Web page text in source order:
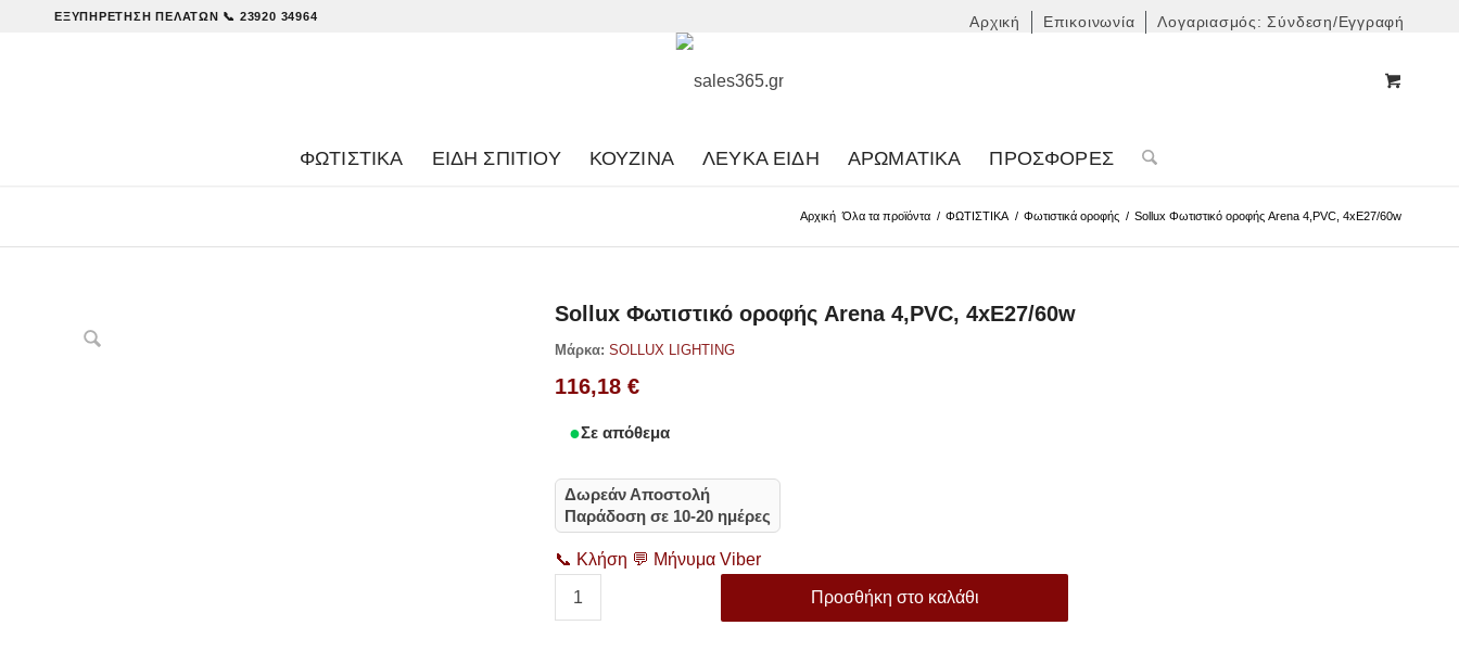
Αρχική Επικοινωνία Λογαριασμός: Σύνδεση/Εγγραφή
ΕΞΥΠΗΡΈΤΗΣΗ ΠΕΛΑΤΏΝ 📞 23920 34964
ΦΩΤΙΣΤΙΚΑ ΕΊΔΗ ΣΠΙΤΙΟΎ ΚΟΥΖΊΝΑ ΛΕΥΚΆ ΕΊΔΗ ΑΡΩΜΑΤΙΚΆ ΠΡΟΣΦΟΡΈΣ
Αρχική Όλα τα προϊόντα / ΦΩΤΙΣΤΙΚΑ / Φωτιστικά οροφής / Sollux Φωτιστικό οροφής Arena 4,PVC, 4xE27/60w
Sollux Φωτιστικό οροφής Arena 4,PVC, 4xE27/60w
Μάρκα: SOLLUX LIGHTING
116,18 €
Σε απόθεμα
Δωρεάν Αποστολή
Παράδοση σε 10-20 ημέρες
📞 Κλήση 💬 Μήνυμα Viber
Προσθήκη στο καλάθι